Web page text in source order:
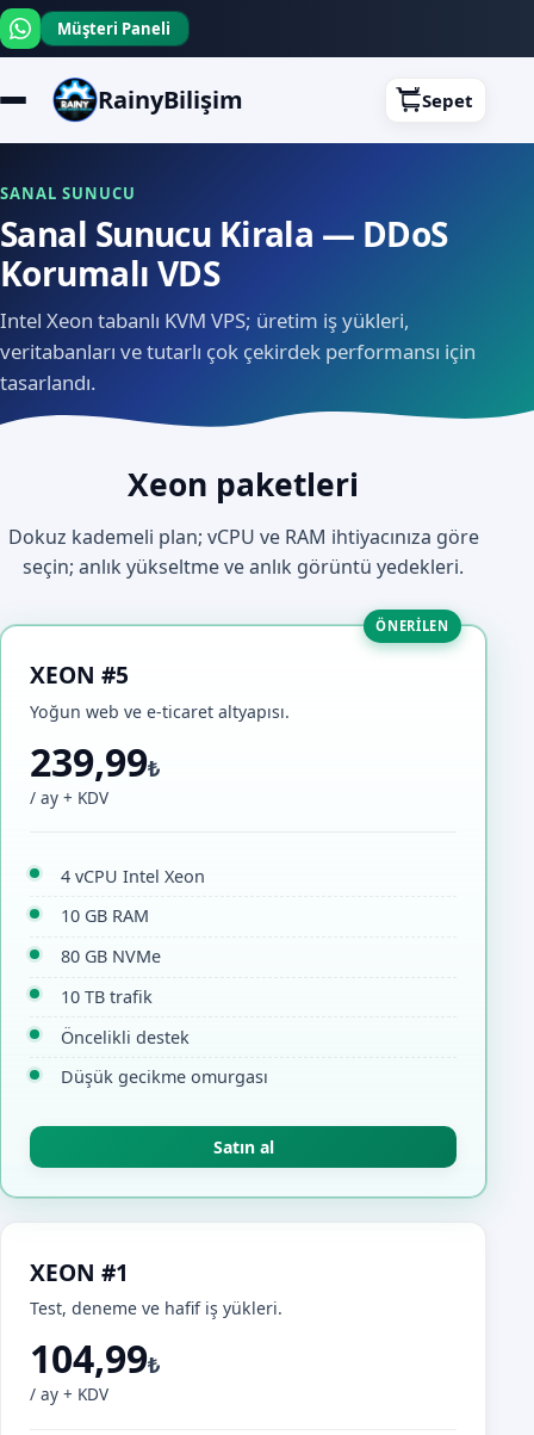
Müşteri Paneli
RainyBilişim Sepet
SANAL SUNUCU
Sanal Sunucu Kirala — DDoS
Korumalı VDS
Intel Xeon tabanlı KVM VPS; üretim iş yükleri,
veritabanları ve tutarlı çok çekirdek performansı için
tasarlandı.
Xeon paketleri
Dokuz kademeli plan; vCPU ve RAM ihtiyacınıza göre
seçin; anlık yükseltme ve anlık görüntü yedekleri.
XEON #1
Test, deneme ve hafif iş yükleri.
104,99₺
/ ay + KDV
ÖNERILEN
XEON #5
Yoğun web ve e-ticaret altyapısı.
239,99₺
/ ay + KDV
4 vCPU Intel Xeon
10 GB RAM
80 GB NVMe
10 TB trafik
Öncelikli destek
Düşük gecikme omurgası
Satın al